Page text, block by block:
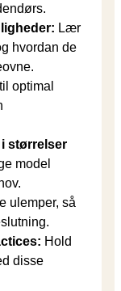
Lær
hvordan de
optimal
størrelser
model
ulemper, så
Hold
disse